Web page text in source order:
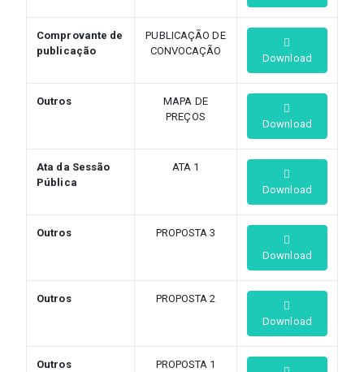
Comprovante de
publicação
PUBLICAÇÃO DE
CONVOCAÇÃO
Download
Outros
MAPA DE
PREÇOS
Download
Ata da Sessão
Pública
ATA 1
Download
Outros
PROPOSTA 3
Download
Outros
PROPOSTA 2
Download
Outros
PROPOSTA 1